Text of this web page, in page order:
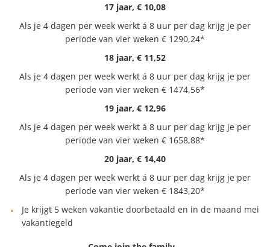
17 jaar, € 10,08
Als je 4 dagen per week werkt á 8 uur per dag krijg je per
periode van vier weken € 1290,24*
18 jaar, € 11,52
Als je 4 dagen per week werkt á 8 uur per dag krijg je per
periode van vier weken € 1474,56*
19 jaar, € 12,96
Als je 4 dagen per week werkt á 8 uur per dag krijg je per
periode van vier weken € 1658,88*
20 jaar, € 14,40
Als je 4 dagen per week werkt á 8 uur per dag krijg je per
periode van vier weken € 1843,20*
Je krijgt 5 weken vakantie doorbetaald en in de maand mei
vakantiegeld